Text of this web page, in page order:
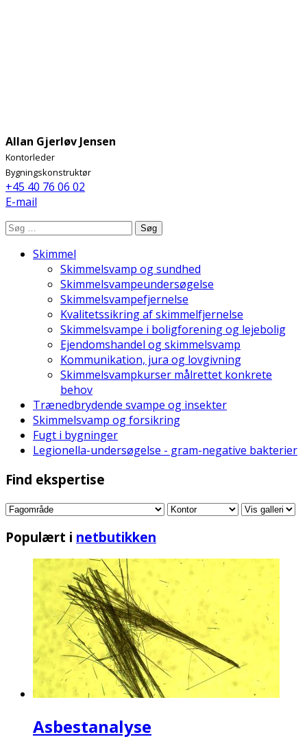
Allan Gjerløv Jensen
Kontorleder
Bygningskonstruktør
+45 40 76 06 02
E-mail
Søg
Skimmel
Skimmelsvamp og sundhed
Skimmelsvampeundersøgelse
Skimmelsvampefjernelse
Kvalitetssikring af skimmelfjernelse
Skimmelsvampe i boligforening og lejebolig
Ejendomshandel og skimmelsvamp
Kommunikation, jura og lovgivning
Skimmelsvampkurser målrettet konkrete
behov
Trænedbrydende svampe og insekter
Skimmelsvamp og forsikring
Fugt i bygninger
Legionella-undersøgelse - gram-negative bakterier
Find ekspertise
Populært i netbutikken
Asbestanalyse